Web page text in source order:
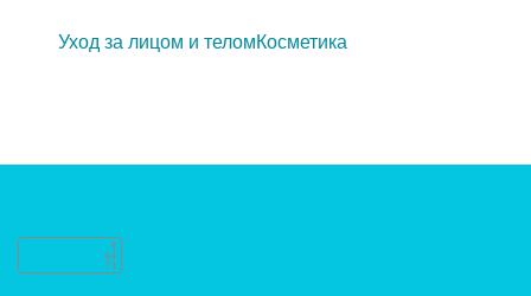
Уход за лицом и теломКосметика